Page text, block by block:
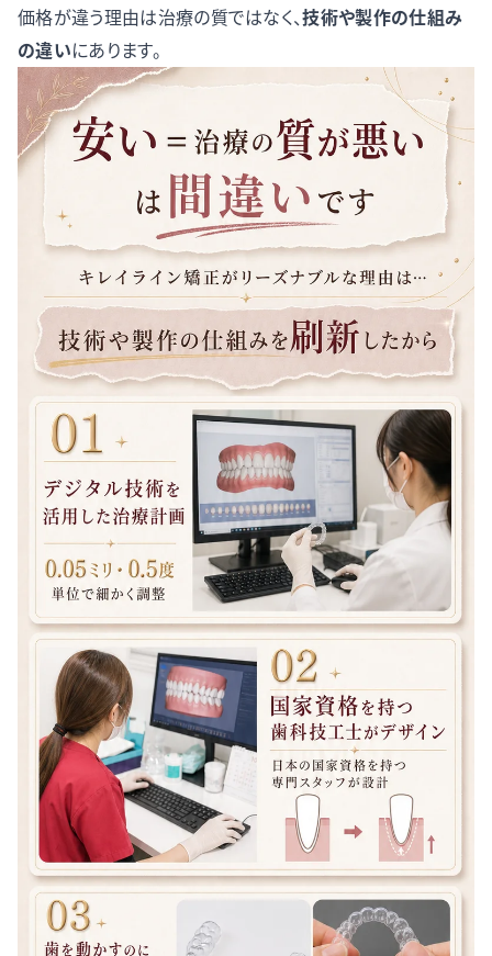
価格が違う理由は治療の質ではなく、技術や製作の仕組み
の違いにあります。